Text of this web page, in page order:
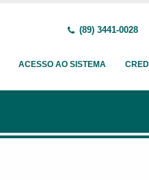
(89) 3441-0028
ACESSO AO SISTEMA